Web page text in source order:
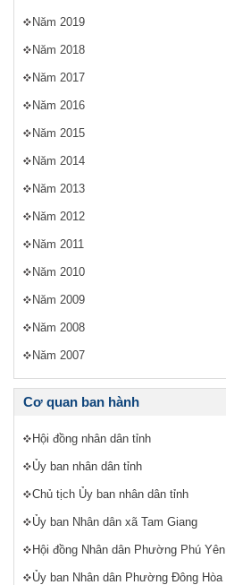
Năm 2019
Năm 2018
Năm 2017
Năm 2016
Năm 2015
Năm 2014
Năm 2013
Năm 2012
Năm 2011
Năm 2010
Năm 2009
Năm 2008
Năm 2007
Cơ quan ban hành
Hội đồng nhân dân tỉnh
Ủy ban nhân dân tỉnh
Chủ tịch Ủy ban nhân dân tỉnh
Ủy ban Nhân dân xã Tam Giang
Hội đồng Nhân dân Phường Phú Yên
Ủy ban Nhân dân Phường Đông Hòa